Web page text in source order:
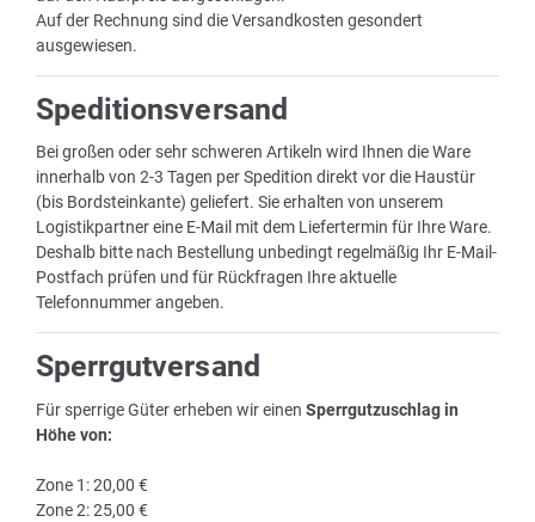
Auf der Rechnung sind die Versandkosten gesondert
ausgewiesen.
Speditionsversand
Bei großen oder sehr schweren Artikeln wird Ihnen die Ware
innerhalb von 2-3 Tagen per Spedition direkt vor die Haustür
(bis Bordsteinkante) geliefert. Sie erhalten von unserem
Logistikpartner eine E-Mail mit dem Liefertermin für Ihre Ware.
Deshalb bitte nach Bestellung unbedingt regelmäßig Ihr E-Mail-
Postfach prüfen und für Rückfragen Ihre aktuelle
Telefonnummer angeben.
Sperrgutversand
Für sperrige Güter erheben wir einen Sperrgutzuschlag in
Höhe von:
Zone 1: 20,00 €
Zone 2: 25,00 €